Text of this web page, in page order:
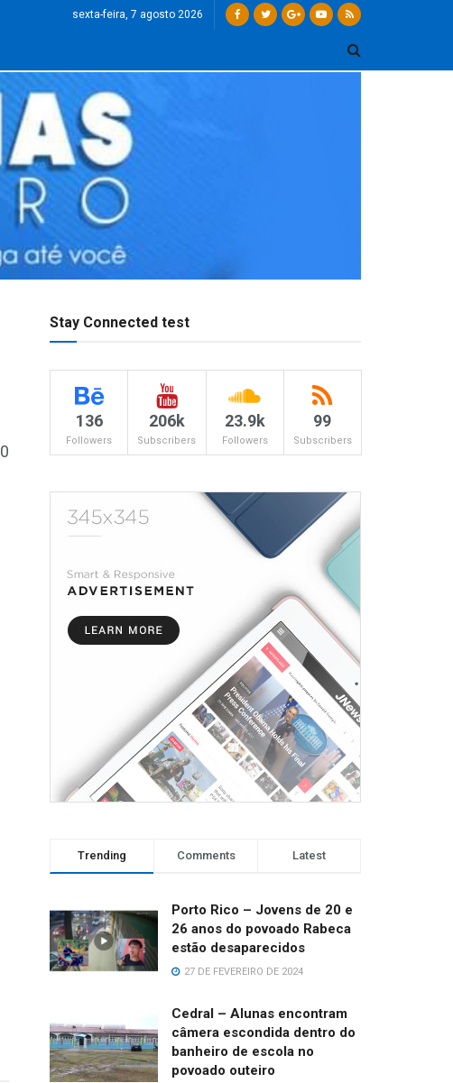
sexta-feira, 7 agosto 2026
0
Stay Connected test
136
Followers
206k
Subscribers
23.9k
Followers
99
Subscribers
Trending Comments Latest
Porto Rico – Jovens de 20 e
26 anos do povoado Rabeca
estão desaparecidos
27 DE FEVEREIRO DE 2024
Cedral – Alunas encontram
câmera escondida dentro do
banheiro de escola no
povoado outeiro